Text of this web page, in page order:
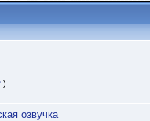
)
озвучка